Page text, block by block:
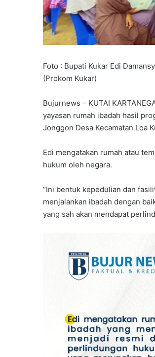
Foto : Bupati Kukar Edi
(Prokom Kukar)
Bujurnews – KUTAI
yayasan rumah ibadah hasil
Jonggon Desa Kecamatan Loa
Edi mengatakan rumah atau
hukum oleh negara.
“Ini bentuk kepedulian dan
menjalankan ibadah dengan
yang sah akan mendapat